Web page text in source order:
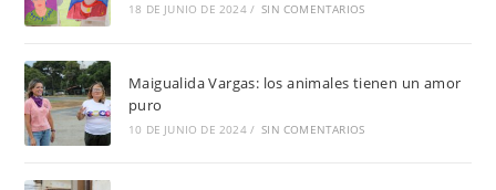
18 DE JUNIO DE 2024 / SIN COMENTARIOS
Maigualida Vargas: los animales tienen un amor
puro
10 DE JUNIO DE 2024 / SIN COMENTARIOS